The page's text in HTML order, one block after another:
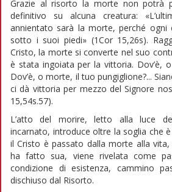
Grazie al risorto la morte non potrà
definitivo su alcuna creatura:
annientato sarà la morte, perché ogni
sotto i suoi piedi» (1Cor 15,26s).
Cristo, la morte si converte nel suo
è stata ingoiata per la vittoria. Dov’è,
Dov’è, o morte, il tuo pungiglione?...
ci dà vittoria per mezzo del Signore
15,54s.57).
L’atto del morire, letto alla luce
incarnato, introduce oltre la soglia che
il Cristo è passato dalla morte alla
ha fatto sua, viene rivelata come
condizione di esistenza, cammino
dischiuso dal Risorto.